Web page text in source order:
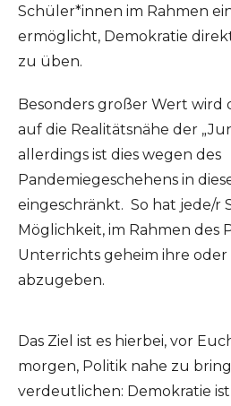
Schüler*innen im Rahmen
ermöglicht, Demokratie
zu üben.
Besonders großer Wert wird
auf die Realitätsnähe der
allerdings ist dies wegen des
Pandemiegeschehens in
eingeschränkt. So hat jede/r
Möglichkeit, im Rahmen des
Unterrichts geheim ihre oder
abzugeben.
Das Ziel ist es hierbei, vor
morgen, Politik nahe zu
verdeutlichen: Demokratie